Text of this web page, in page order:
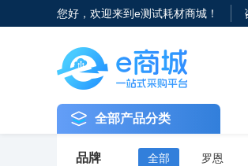
您好，欢迎来到e测试耗材商城！
全部产品分类
品牌 全部 罗恩